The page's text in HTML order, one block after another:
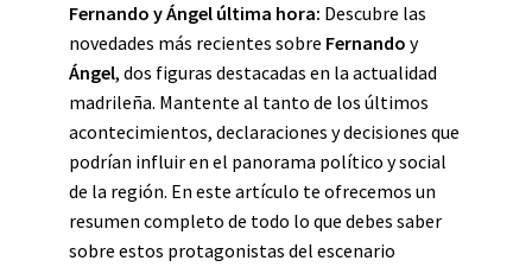
Fernando y Ángel última hora: Descubre las
novedades más recientes sobre Fernando y
Ángel, dos figuras destacadas en la actualidad
madrileña. Mantente al tanto de los últimos
acontecimientos, declaraciones y decisiones que
podrían influir en el panorama político y social
de la región. En este artículo te ofrecemos un
resumen completo de todo lo que debes saber
sobre estos protagonistas del escenario